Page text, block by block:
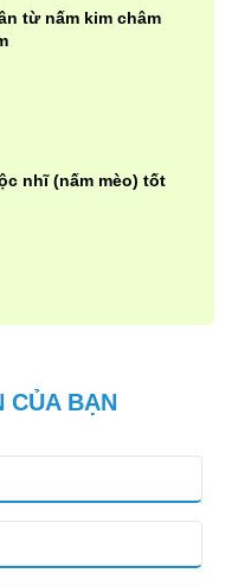
từ nấm kim châm
nhĩ (nấm mèo) tốt
CỦA BẠN